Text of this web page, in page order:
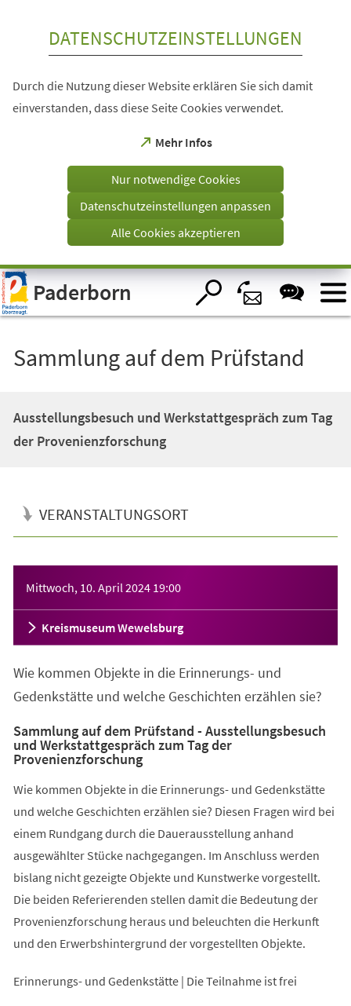
Visuelle
Assistenzsoftware
öffnen.
DATENSCHUTZEINSTELLUNGEN
Durch die Nutzung dieser Website erklären Sie sich damit
einverstanden, dass diese Seite Cookies verwendet.
Mehr Infos
(Öffnet
einem
Tab)
Nur notwendige Cookies
Datenschutzeinstellungen anpassen
Alle Cookies akzeptieren
Paderborn
Sammlung auf dem Prüfstand
Ausstellungsbesuch und Werkstattgespräch zum Tag
der Provenienzforschung
VERANSTALTUNGSORT
Mittwoch, 10. April 2024 19:00
Kreismuseum Wewelsburg
Wie kommen Objekte in die Erinnerungs- und
Gedenkstätte und welche Geschichten erzählen sie?
Sammlung auf dem Prüfstand - Ausstellungsbesuch
und Werkstattgespräch zum Tag der
Provenienzforschung
Wie kommen Objekte in die Erinnerungs- und Gedenkstätte
und welche Geschichten erzählen sie? Diesen Fragen wird bei
einem Rundgang durch die Dauerausstellung anhand
ausgewählter Stücke nachgegangen. Im Anschluss werden
bislang nicht gezeigte Objekte und Kunstwerke vorgestellt.
Die beiden Referierenden stellen damit die Bedeutung der
Provenienzforschung heraus und beleuchten die Herkunft
und den Erwerbshintergrund der vorgestellten Objekte.
Erinnerungs- und Gedenkstätte | Die Teilnahme ist frei